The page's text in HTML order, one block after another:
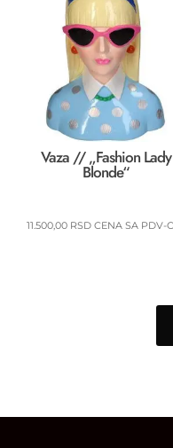
Vaza // „Fashion Lady
Blonde“
11.500,00 RSD CENA SA PDV-